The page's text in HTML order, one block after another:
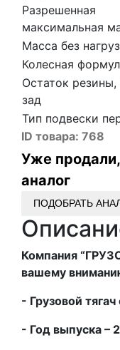
Разрешенная
максимальная
Масса без
Колесная
Остаток резины,
зад
Тип подвески
ID товара: 768
Уже
аналог
ПОДОБРАТЬ
Компания
вашему
- Грузовой
- Год выпуска –